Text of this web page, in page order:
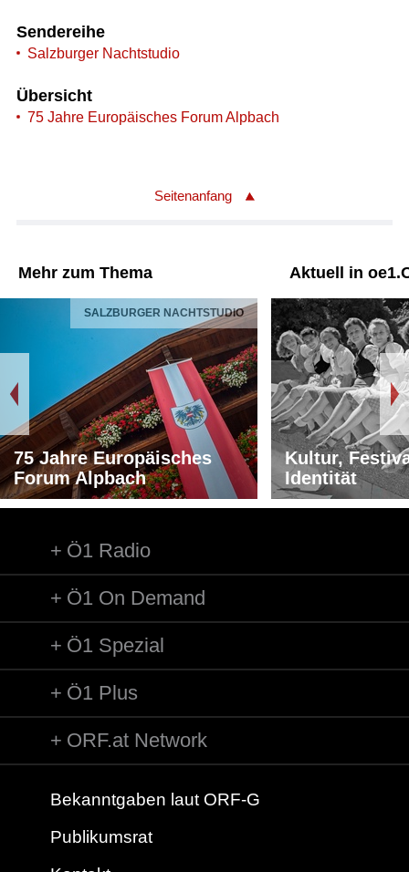
Sendereihe
Salzburger Nachtstudio
Übersicht
75 Jahre Europäisches Forum Alpbach
Seitenanfang
Mehr zum Thema
SALZBURGER NACHTSTUDIO
75 Jahre Europäisches
Forum Alpbach
Aktuell in
Kultur,
Identität
Ö1 Radio
Ö1 On Demand
Ö1 Spezial
Ö1 Plus
ORF.at Network
Bekanntgaben laut ORF-G
Publikumsrat